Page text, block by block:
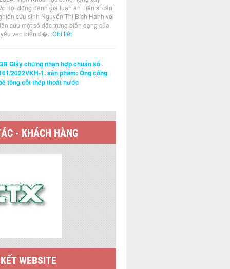
Hội đồng đánh giá luận án Tiến sĩ cấp
cứu sinh Nguyễn Thị Bích Hạnh với
cứu một số đặc trưng biến dạng của
ven biển đ�...Chi tiết
Giấy chứng nhận hợp chuẩn số
2022VKH-1, sản phẩm: Ống cống
tông cốt thép thoát nước
- KHÁCH HÀNG
WEBSITE